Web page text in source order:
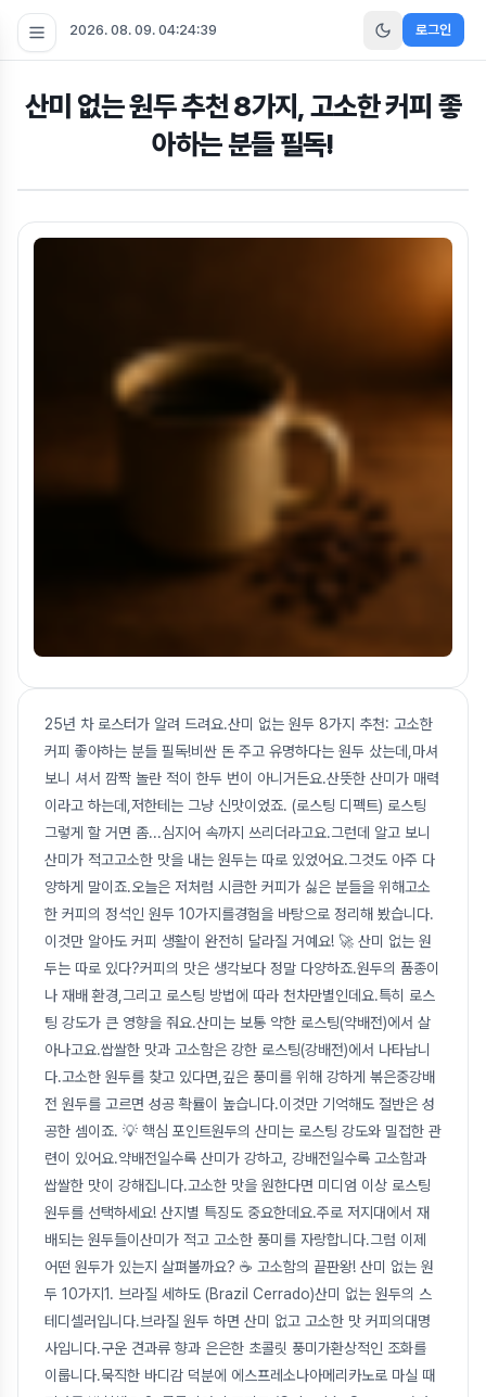
2026. 08. 09. 04:24:39 로그인
산미 없는 원두 추천 8가지, 고소한 커피 좋
아하는 분들 필독!
25년 차 로스터가 알려 드려요.산미 없는 원두 8가지 추천: 고소한
커피 좋아하는 분들 필독!비싼 돈 주고 유명하다는 원두 샀는데,마셔
보니 셔서 깜짝 놀란 적이 한두 번이 아니거든요.산뜻한 산미가 매력
이라고 하는데,저한테는 그냥 신맛이었죠. (로스팅 디펙트) 로스팅
그렇게 할 거면 좀...심지어 속까지 쓰리더라고요.그런데 알고 보니
산미가 적고고소한 맛을 내는 원두는 따로 있었어요.그것도 아주 다
양하게 말이죠.오늘은 저처럼 시큼한 커피가 싫은 분들을 위해고소
한 커피의 정석인 원두 10가지를경험을 바탕으로 정리해 봤습니다.
이것만 알아도 커피 생활이 완전히 달라질 거예요! 🚀 산미 없는 원
두는 따로 있다?커피의 맛은 생각보다 정말 다양하죠.원두의 품종이
나 재배 환경,그리고 로스팅 방법에 따라 천차만별인데요.특히 로스
팅 강도가 큰 영향을 줘요.산미는 보통 약한 로스팅(약배전)에서 살
아나고요.쌉쌀한 맛과 고소함은 강한 로스팅(강배전)에서 나타납니
다.고소한 원두를 찾고 있다면,깊은 풍미를 위해 강하게 볶은중강배
전 원두를 고르면 성공 확률이 높습니다.이것만 기억해도 절반은 성
공한 셈이죠. 💡 핵심 포인트원두의 산미는 로스팅 강도와 밀접한 관
련이 있어요.약배전일수록 산미가 강하고, 강배전일수록 고소함과
쌉쌀한 맛이 강해집니다.고소한 맛을 원한다면 미디엄 이상 로스팅
원두를 선택하세요! 산지별 특징도 중요한데요.주로 저지대에서 재
배되는 원두들이산미가 적고 고소한 풍미를 자랑합니다.그럼 이제
어떤 원두가 있는지 살펴볼까요? ☕️ 고소함의 끝판왕! 산미 없는 원
두 10가지1. 브라질 세하도 (Brazil Cerrado)산미 없는 원두의 스
테디셀러입니다.브라질 원두 하면 산미 없고 고소한 맛 커피의대명
사입니다.구운 견과류 향과 은은한 초콜릿 풍미가환상적인 조화를
이룹니다.묵직한 바디감 덕분에 에스프레소나아메리카노로 마실 때